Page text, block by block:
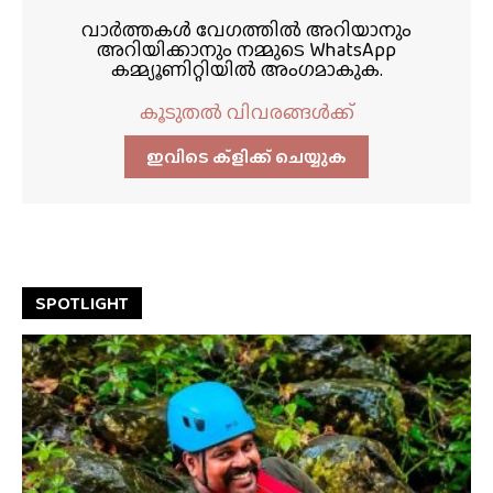
വാർത്തകൾ വേഗത്തിൽ അറിയാനും
അറിയിക്കാനും നമ്മുടെ WhatsApp
കമ്മ്യൂണിറ്റിയിൽ അംഗമാകുക.
കൂടുതൽ വിവരങ്ങൾക്ക്
ഇവിടെ ക്ളിക്ക്‌ ചെയ്യുക
SPOTLIGHT